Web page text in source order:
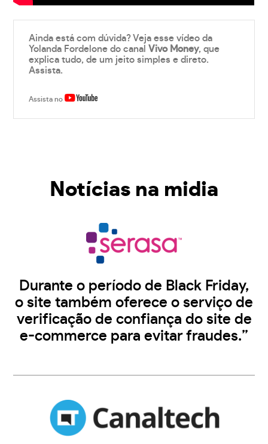
Ainda está com dúvida? Veja esse vídeo da
Yolanda Fordelone do canalVivo Money, que
explica tudo, de um jeito simples e direto.
Assista.
Assista no
Notícias na midia
Durante o período de Black Friday,
o site também oferece o serviço de
verificação de confiança do site de
e-commerce para evitar fraudes.”